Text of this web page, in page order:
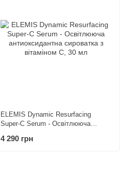
ELEMIS Dynamic Resurfacing
Super-C Serum - Освітлююча
вітаміном С, 30 мл
4 290 грн